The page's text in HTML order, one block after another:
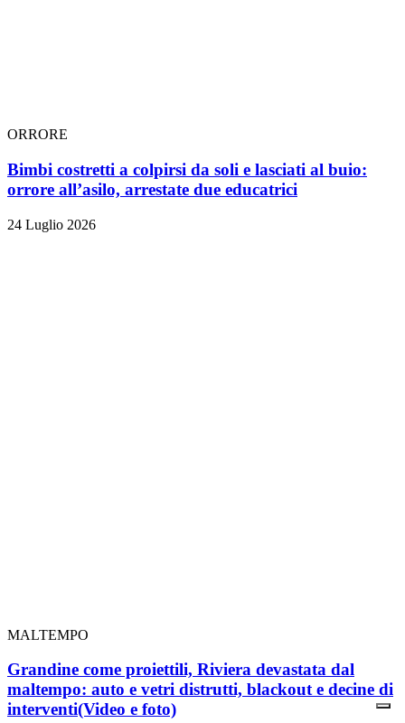
ORRORE
Bimbi costretti a colpirsi da soli e lasciati al buio:
orrore all’asilo, arrestate due educatrici
24 Luglio 2026
MALTEMPO
Grandine come proiettili, Riviera devastata dal
maltempo: auto e vetri distrutti, blackout e decine di
interventi(Video e foto)